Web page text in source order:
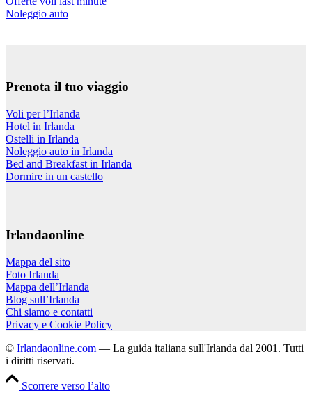
Noleggio auto
Prenota il tuo viaggio
Voli per l’Irlanda
Hotel in Irlanda
Ostelli in Irlanda
Noleggio auto in Irlanda
Bed and Breakfast in Irlanda
Dormire in un castello
Irlandaonline
Mappa del sito
Foto Irlanda
Mappa dell’Irlanda
Blog sull’Irlanda
Chi siamo e contatti
Privacy e Cookie Policy
© Irlandaonline.com — La guida italiana sull'Irlanda dal 2001. Tutti
i diritti riservati.
Scorrere verso l’alto